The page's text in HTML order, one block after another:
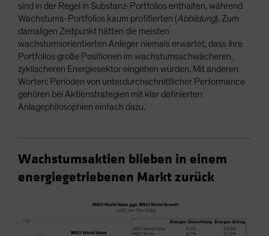
sind in der Regel in Substanz-Portfolios enthalten, während
Wachstums-Portfolios kaum profitierten (Abbildung). Zum
damaligen Zeitpunkt hätten die meisten
wachstumsorientierten Anleger niemals erwartet, dass ihre
Portfolios große Positionen im wachstumsschwächeren,
zyklischeren Energiesektor eingehen würden. Mit anderen
Worten: Perioden von unterdurchschnittlicher Performance
gehören bei Aktienstrategien mit klar definierten
Anlagephilosophien einfach dazu.
Wachstumsaktien blieben in einem
energiegetriebenen Markt zurück